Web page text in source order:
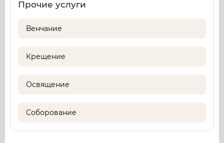
Прочие услуги
Венчание
Крещение
Освящение
Соборование